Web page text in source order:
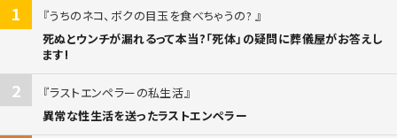
1
うちのネコ、ボクの目玉を食べちゃうの?
死ぬとウンチが漏れるって本当?「死体」の疑問に葬儀屋がお答えし
ます!
2
ラストエンペラーの私生活
異常な性生活を送ったラストエンペラー